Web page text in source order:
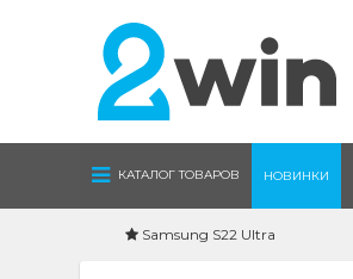
КАТАЛОГ ТОВАРОВ НОВИНКИ
Samsung S22 Ultra